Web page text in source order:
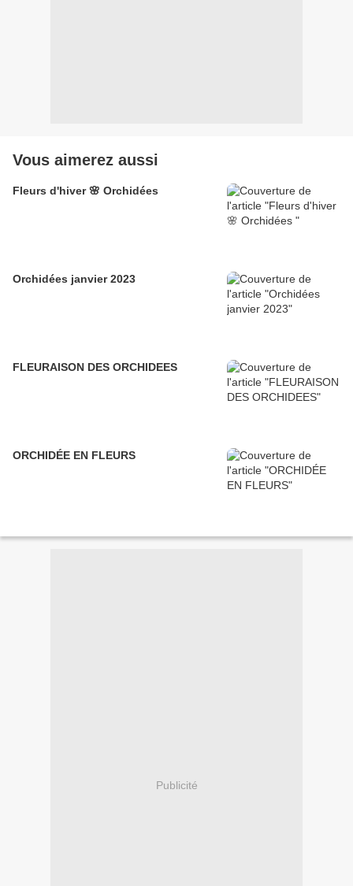
Vous aimerez aussi
Fleurs d'hiver 🌸 Orchidées
Orchidées janvier 2023
FLEURAISON DES ORCHIDEES
ORCHIDÉE EN FLEURS
Publicité